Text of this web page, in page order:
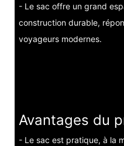
- Le sac offre un grand
construction durable,
voyageurs modernes.
Avantages du
- Le sac est pratique, à la